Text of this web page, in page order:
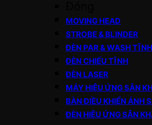
MOVING HEAD
STROBE & BLINDER
ĐÈN PAR & WASH TĨNH
ĐÈN CHIẾU TĨNH
ĐÈN LASER
MÁY HIỆU ỨNG SÂN
BÀN ĐIỀU KHIỂN ÁNH
ĐÈN HIỆU ỨNG SÂN